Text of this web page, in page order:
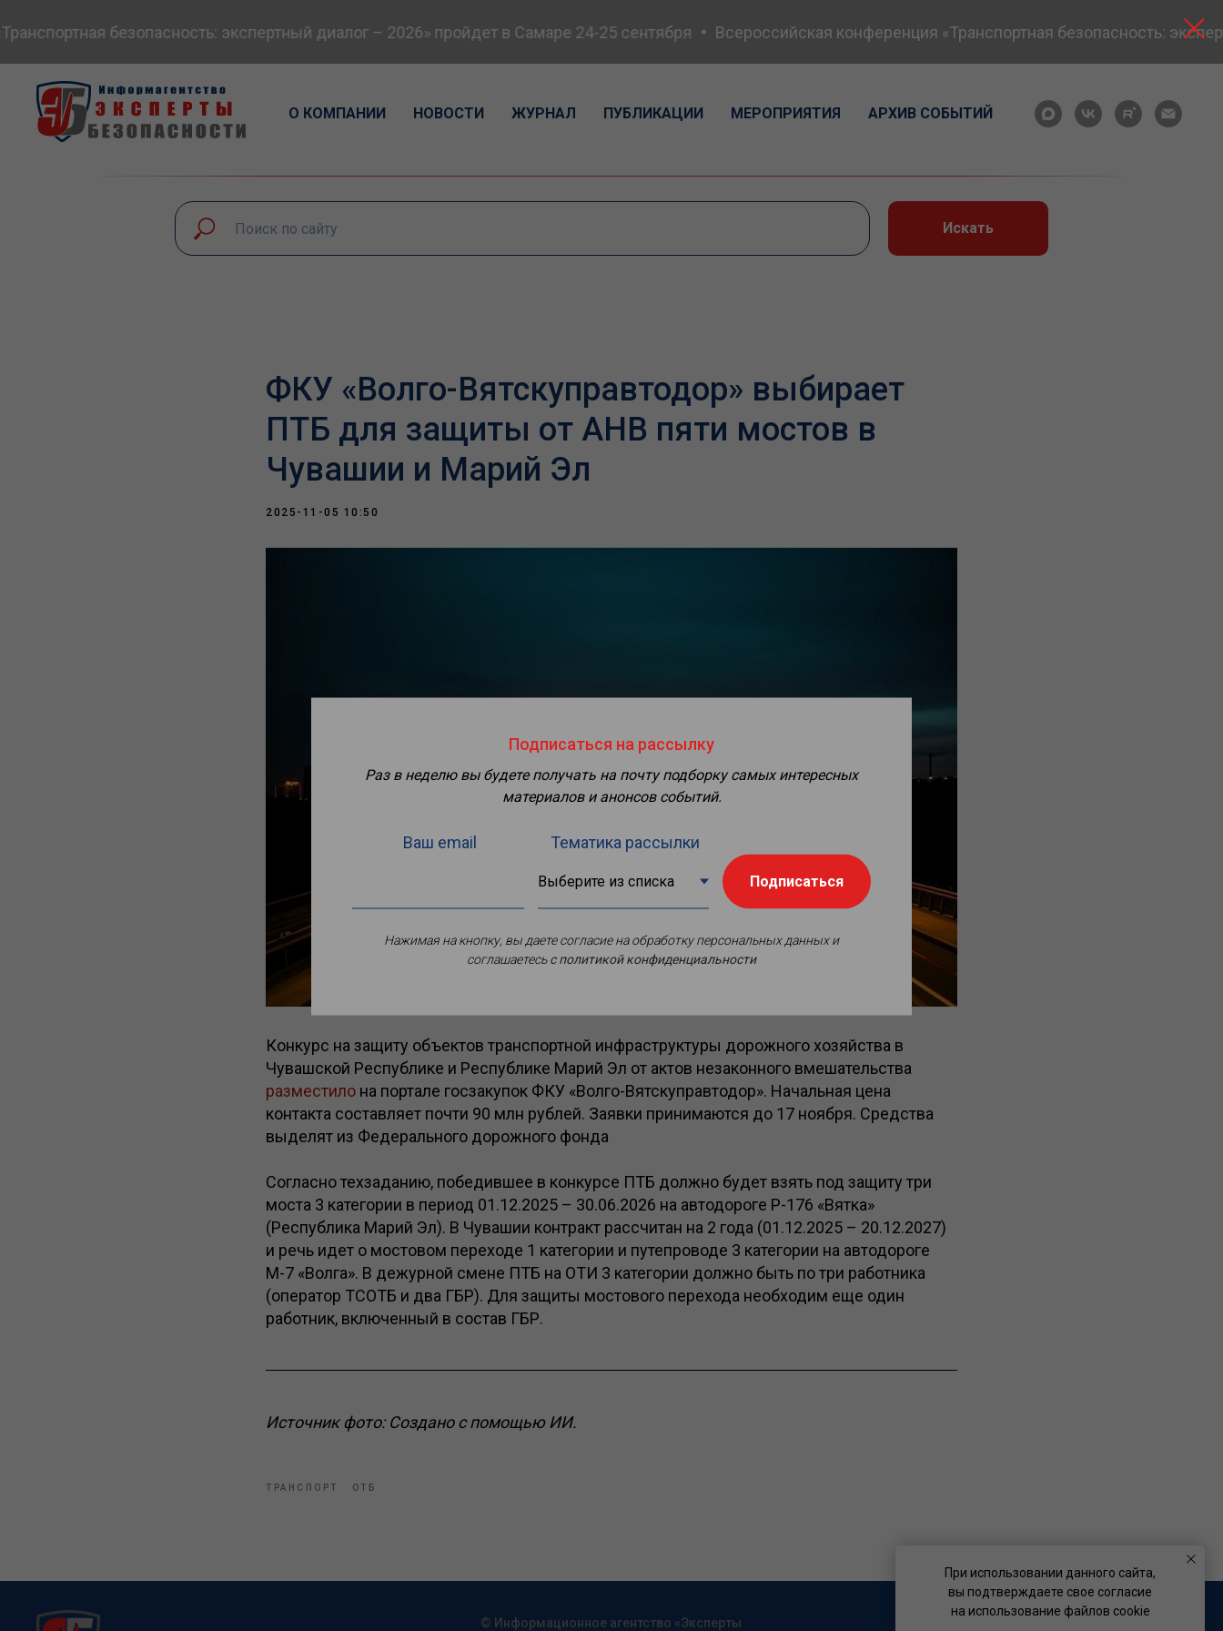
безопасность: экспертный диалог – 2026» пройдет в Самаре 24-25 сентября Всероссийская конференция «Транспортная безопасность:
О КОМПАНИИ НОВОСТИ ЖУРНАЛ ПУБЛИКАЦИИ МЕРОПРИЯТИЯ АРХИВ СОБЫТИЙ
При использовании данного сайта,
вы подтверждаете свое согласие
на использование файлов cookie
Искать
ФКУ «Волго-Вятскуправтодор» выбирает
ПТБ для защиты от АНВ пяти мостов в
Чувашии и Марий Эл
2025-11-05 10:50
Конкурс на защиту объектов транспортной инфраструктуры дорожного хозяйства в
Чувашской Республике и Республике Марий Эл от актов незаконного вмешательства
разместило на портале госзакупок ФКУ «Волго-Вятскуправтодор». Начальная цена
контакта составляет почти 90 млн рублей. Заявки принимаются до 17 ноября. Средства
выделят из Федерального дорожного фонда
Согласно техзаданию, победившее в конкурсе ПТБ должно будет взять под защиту три
моста 3 категории в период 01.12.2025 – 30.06.2026 на автодороге Р-176 «Вятка»
(Республика Марий Эл). В Чувашии контракт рассчитан на 2 года (01.12.2025 – 20.12.2027)
и речь идет о мостовом переходе 1 категории и путепроводе 3 категории на автодороге
М-7 «Волга». В дежурной смене ПТБ на ОТИ 3 категории должно быть по три работника
(оператор ТСОТБ и два ГБР). Для защиты мостового перехода необходим еще один
работник, включенный в состав ГБР.
Источник фото: Создано с помощью ИИ.
ТРАНСПОРТ ОТБ
Подписаться на рассылку
Раз в неделю вы будете получать на почту подборку самых интересных
материалов и анонсов событий.
Ваш email Тематика рассылки
Подписаться
Нажимая на кнопку, вы даете согласие на обработку персональных данных и
соглашаетесьc политикой конфиденциальности
© Информационное агентство «Эксперты